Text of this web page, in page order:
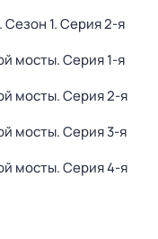
. Сезон 1. Серия 2-я
мосты. Серия 1-я
мосты. Серия 2-я
мосты. Серия 3-я
мосты. Серия 4-я